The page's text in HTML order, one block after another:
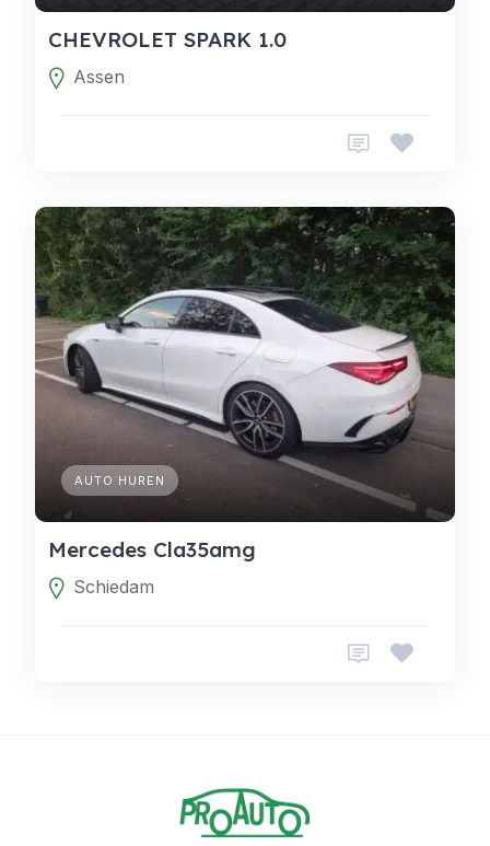
CHEVROLET SPARK 1.0
Assen
AUTO HUREN
Mercedes Cla35amg
Schiedam